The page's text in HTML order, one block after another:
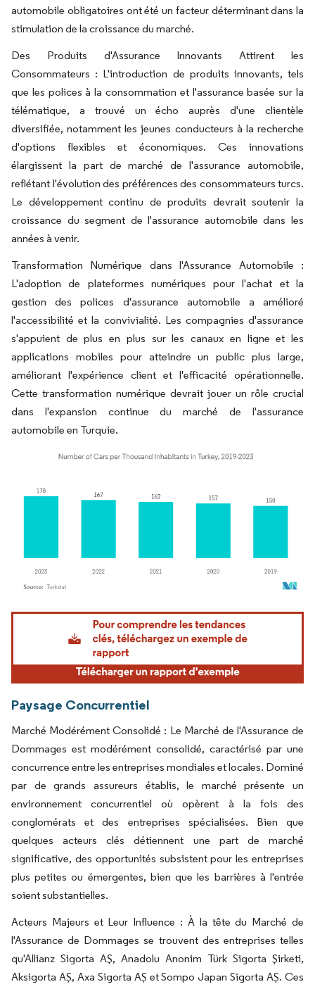
automobile obligatoires ont été un facteur déterminant dans la
stimulation de la croissance du marché.
Des Produits d'Assurance Innovants Attirent les
Consommateurs : L'introduction de produits innovants, tels
que les polices à la consommation et l'assurance basée sur la
télématique, a trouvé un écho auprès d'une clientèle
diversifiée, notamment les jeunes conducteurs à la recherche
d'options flexibles et économiques. Ces innovations
élargissent la part de marché de l'assurance automobile,
reflétant l'évolution des préférences des consommateurs turcs.
Le développement continu de produits devrait soutenir la
croissance du segment de l'assurance automobile dans les
années à venir.
Transformation Numérique dans l'Assurance Automobile :
L'adoption de plateformes numériques pour l'achat et la
gestion des polices d'assurance automobile a amélioré
l'accessibilité et la convivialité. Les compagnies d'assurance
s'appuient de plus en plus sur les canaux en ligne et les
applications mobiles pour atteindre un public plus large,
améliorant l'expérience client et l'efficacité opérationnelle.
Cette transformation numérique devrait jouer un rôle crucial
dans l'expansion continue du marché de l'assurance
automobile en Turquie.
Image © Mordor Intelligence. La réutilisation nécessite une attribution sous CC BY
Paysage Concurrentiel
Marché Modérément Consolidé : Le Marché de l'Assurance de
Dommages est modérément consolidé, caractérisé par une
concurrence entre les entreprises mondiales et locales. Dominé
par de grands assureurs établis, le marché présente un
environnement concurrentiel où opèrent à la fois des
conglomérats et des entreprises spécialisées. Bien que
quelques acteurs clés détiennent une part de marché
significative, des opportunités subsistent pour les entreprises
plus petites ou émergentes, bien que les barrières à l'entrée
soient substantielles.
Acteurs Majeurs et Leur Influence : À la tête du Marché de
l'Assurance de Dommages se trouvent des entreprises telles
qu'Allianz Sigorta AŞ, Anadolu Anonim Türk Sigorta Şirketi,
Aksigorta AŞ, Axa Sigorta AŞ et Sompo Japan Sigorta AŞ. Ces